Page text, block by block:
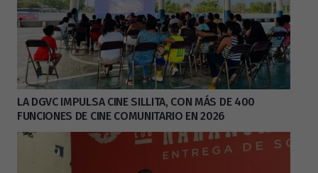
LA DGVC IMPULSA CINE SILLITA, CON MÁS DE 400
FUNCIONES DE CINE COMUNITARIO EN 2026